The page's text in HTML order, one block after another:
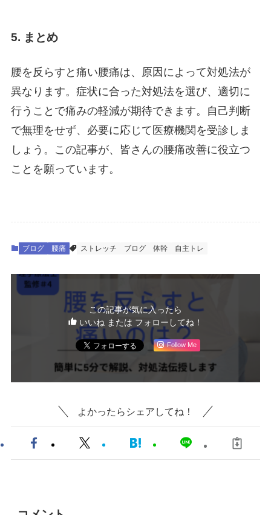
5. まとめ
腰を反らすと痛い腰痛は、原因によって対処法が
異なります。症状に合った対処法を選び、適切に
行うことで痛みの軽減が期待できます。自己判断
で無理をせず、必要に応じて医療機関を受診しま
しょう。この記事が、皆さんの腰痛改善に役立つ
ことを願っています。
ブログ 腰痛 ストレッチ ブログ 体幹 自主トレ
この記事が気に入ったら
いいね または フォローしてね！
Follow Me
よかったらシェアしてね！